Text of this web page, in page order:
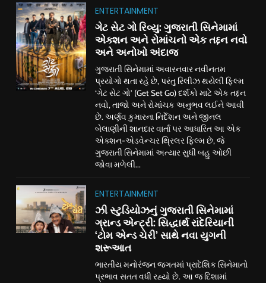
ENTERTAINMENT
ગેટ સેટ ગો રિવ્યુ: ગુજરાતી સિનેમામાં
એક્શન અને રોમાંચનો એક તદ્દન નવો
અને અનોખો અંદાજ
ગુજરાતી સિનેમામાં અવારનવાર નવીનતમ
પ્રયોગો થતા રહે છે, પરંતુ રિલીઝ થયેલી ફિલ્મ
‘ગેટ સેટ ગો’ (Get Set Go) દર્શકો માટે એક તદ્દન
નવો, તાજો અને રોમાંચક અનુભવ લઈને આવી
છે. અર્ણવ કુમારના નિર્દેશન અને જીનલ
બેલાણીની શાનદાર વાર્તા પર આધારિત આ એક
એક્શન-એડવેન્ચર થ્રિલર ફિલ્મ છે, જે
ગુજરાતી સિનેમામાં અત્યાર સુધી બહુ ઓછી
જોવા મળેલી...
ENTERTAINMENT
ઝી સ્ટુડિયોઝનું ગુજરાતી સિનેમામાં
ગ્રાન્ડ એન્ટ્રી: સિદ્ધાર્થ રાંદેરિયાની
‘ટોમ એન્ડ ચેરી’ સાથે નવા યુગની
શરૂઆત
ભારતીય મનોરંજન જગતમાં પ્રાદેશિક સિનેમાનો
પ્રભાવ સતત વધી રહ્યો છે. આ જ દિશામાં